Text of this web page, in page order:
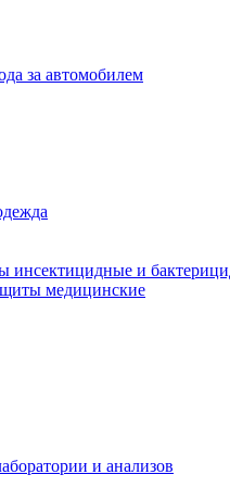
за автомобилем
инсектицидные и
медицинские
и анализов